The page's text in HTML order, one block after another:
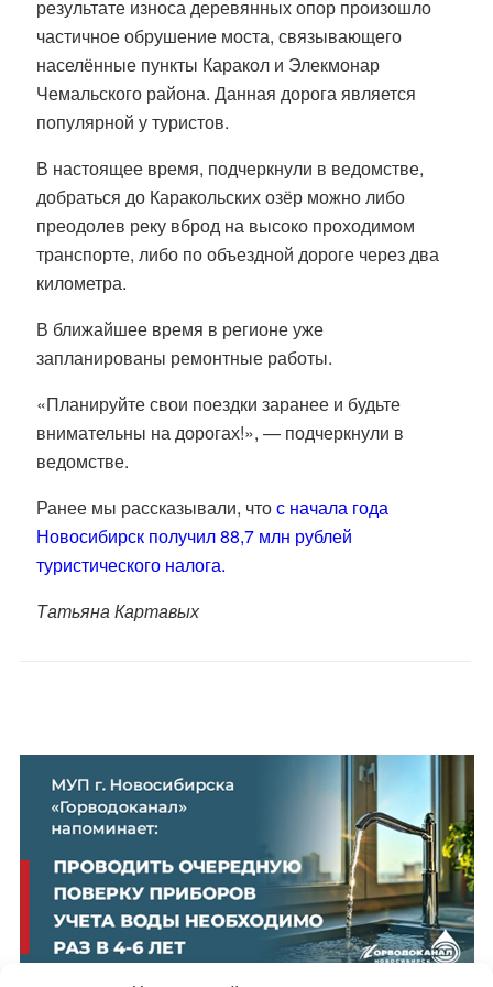
результате износа деревянных опор произошло
частичное обрушение моста, связывающего
населённые пункты Каракол и Элекмонар
Чемальского района. Данная дорога является
популярной у туристов.
В настоящее время, подчеркнули в ведомстве,
добраться до Каракольских озёр можно либо
преодолев реку вброд на высоко проходимом
транспорте, либо по объездной дороге через два
километра.
В ближайшее время в регионе уже
запланированы ремонтные работы.
«Планируйте свои поездки заранее и будьте
внимательны на дорогах!», — подчеркнули в
ведомстве.
Ранее мы рассказывали, чтос начала года
Новосибирск получил 88,7 млн рублей
туристического налога.
Татьяна Картавых